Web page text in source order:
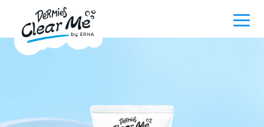
Main navigation
Produk
Kami menemukan 30 hasil untuk kata
"Serum”